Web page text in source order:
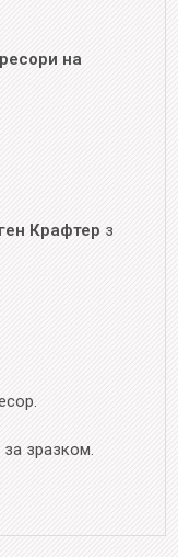
на
Крафтер з
зразком.